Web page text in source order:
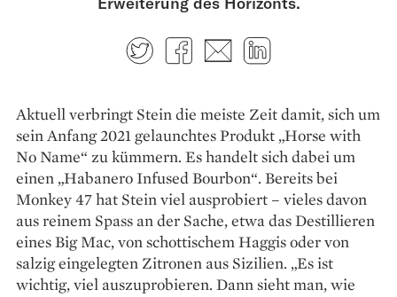
TwitterFacebook
E-mail
Aktuell verbringt Stein die meiste Zeit ­damit, sich um
sein Anfang 2021 gelaunchtes ­Produkt „Horse with
No Name“ zu kümmern. Es handelt sich dabei um
einen „Habanero Infused Bourbon“. Bereits bei
Monkey 47 hat Stein viel ausprobiert – vieles davon
aus reinem Spass an der Sache, etwa das Destillieren
eines Big Mac, von schottischem Haggis oder von
salzig eingelegten Zitronen aus Sizilien. „Es ist
wichtig, viel auszuprobieren. Dann sieht man, wie